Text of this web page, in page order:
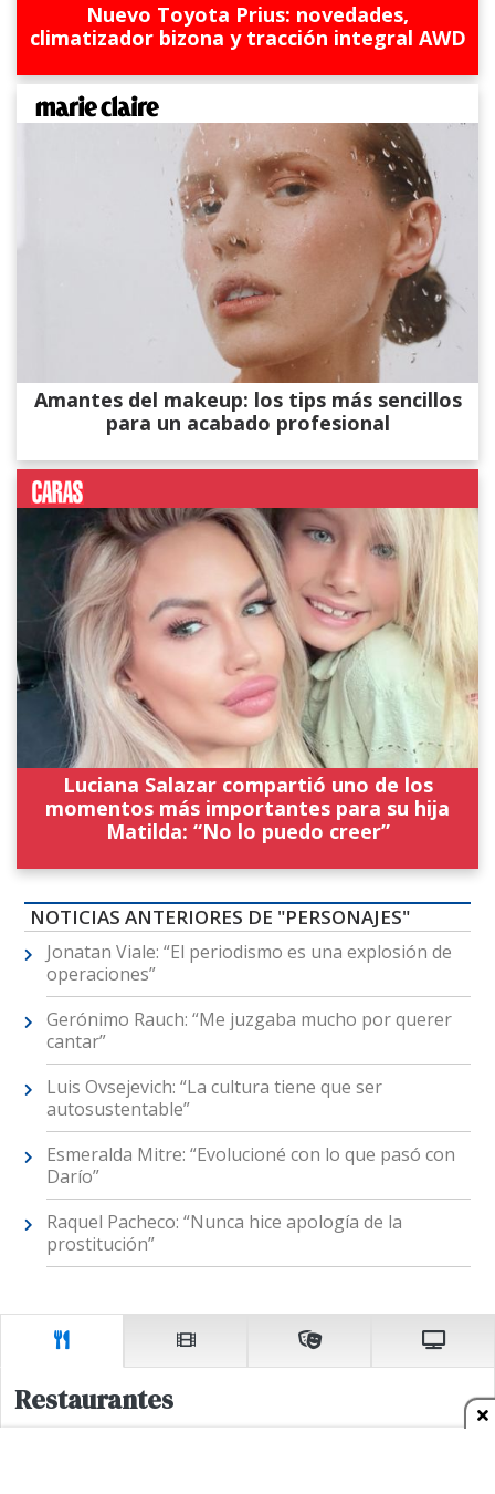
Nuevo Toyota Prius: novedades,
climatizador bizona y tracción integral AWD
Amantes del makeup: los tips más sencillos
para un acabado profesional
Luciana Salazar compartió uno de los
momentos más importantes para su hija
Matilda: “No lo puedo creer”
NOTICIAS ANTERIORES DE "PERSONAJES"
Jonatan Viale: “El periodismo es una explosión de
operaciones”
Gerónimo Rauch: “Me juzgaba mucho por querer
cantar”
Luis Ovsejevich: “La cultura tiene que ser
autosustentable”
Esmeralda Mitre: “Evolucioné con lo que pasó con
Darío”
Raquel Pacheco: “Nunca hice apología de la
prostitución”
Restaurantes